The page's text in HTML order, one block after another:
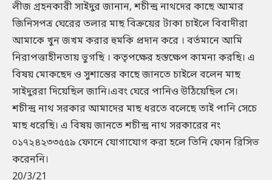
লীজ গ্রহনকারী সাইদুর জানান, শচীন্দ্র নাথদের কাছে আমার
জিনিসপত্র ঘেরের তলার মাছ বিক্রয়ের টাকা চাইলে বিবাদীরা
আমাকে খুন জখম করার হুমকি প্রদান করে । বর্তমানে আমি
নিরাপত্তাহীনতায় ভুগছি । কতৃপক্ষের হস্তক্ষেপ কামনা করছি। এ
বিষয় মোকছেদ ও সুশান্তের কাছে জানতে চাইলে বলেন মাছ
সাইদুররা দিয়েছিল জানি।এবং ঘেরে পানিও উঠিয়েছিল সে।
শচীন্দ্র নাথ সরকার আমাদের মাছ ধরতে বলেছে তাই পানি সেচে
মাছ ধরেছি। এ বিষয় জানতে শচীন্দ্র নাথ সরকারের নং
০১৭২৪২৩৩৫৫৯ ফোনে যোগাযোগ করা হলে তিনি ফোন রিসিভ
করেননি।
20/3/21